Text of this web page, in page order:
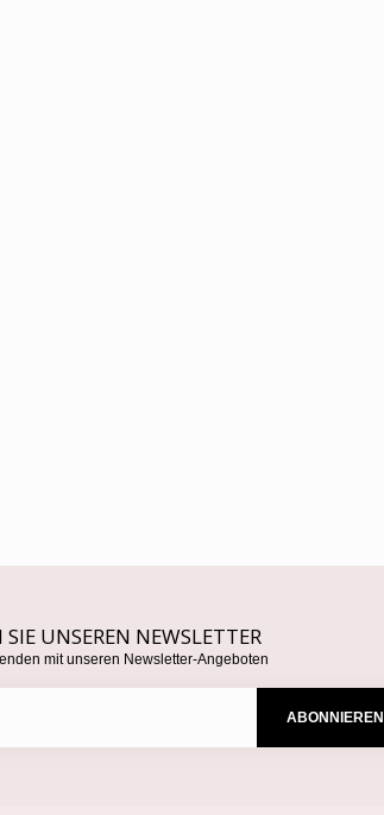
UNSEREN NEWSLETTER
mit unseren Newsletter-Angeboten
ABONNIEREN